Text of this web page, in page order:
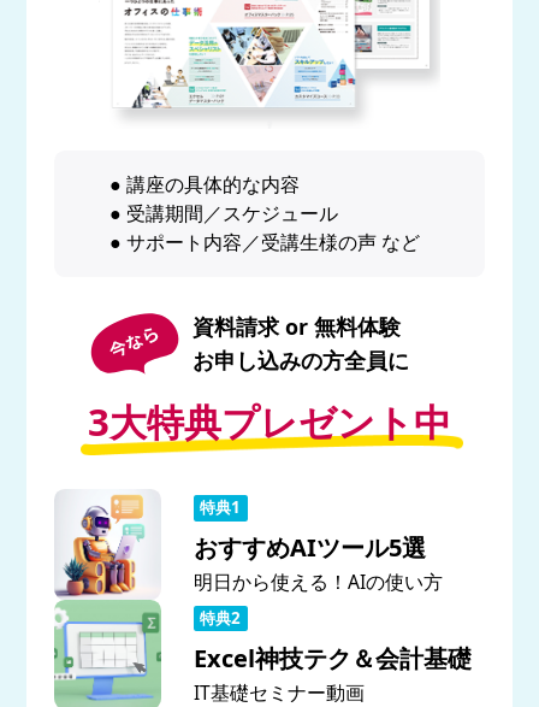
● 講座の具体的な内容
● 受講期間／スケジュール
● サポート内容／受講生様の声 など
資料請求 or 無料体験
お申し込みの方全員に
3大特典プレゼント中
おすすめAIツール5選
明日から使える！AIの使い方
Excel神技テク＆会計基礎
IT基礎セミナー動画